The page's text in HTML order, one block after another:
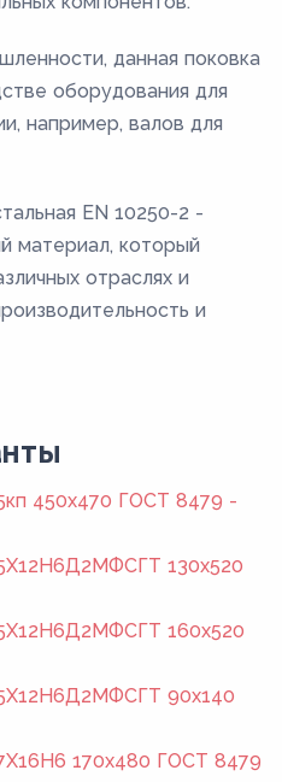
данная поковка
оборудования для
например, валов для
EN 10250-2 -
материал, который
отраслях и
и
450x470 ГОСТ 8479 -
130x520
160x520
90x140
170x480 ГОСТ 8479